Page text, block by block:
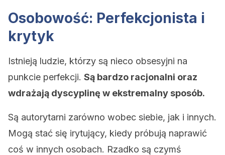
Osobowość: Perfekcjonista i
krytyk
Istnieją ludzie, którzy są nieco obsesyjni na
punkcie perfekcji. Są bardzo racjonalni oraz
wdrażają dyscyplinę w ekstremalny sposób.
Są autorytarni zarówno wobec siebie, jak i innych.
Mogą stać się irytujący, kiedy próbują naprawić
coś w innych osobach. Rzadko są czymś